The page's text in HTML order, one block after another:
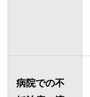
病院での不